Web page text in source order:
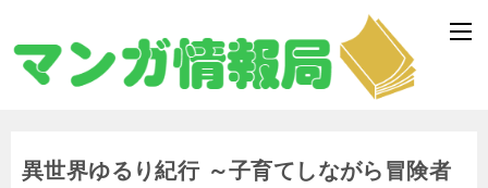
異世界ゆるり紀行 ～子育てしながら冒険者